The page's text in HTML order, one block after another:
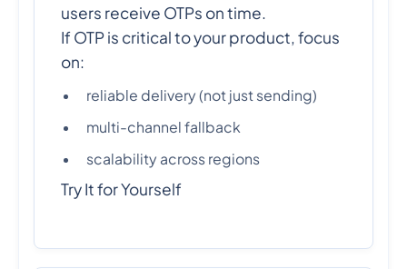
users receive OTPs on time.
If OTP is critical to your product, focus
on:
reliable delivery (not just sending)
multi-channel fallback
scalability across regions
Try It for Yourself